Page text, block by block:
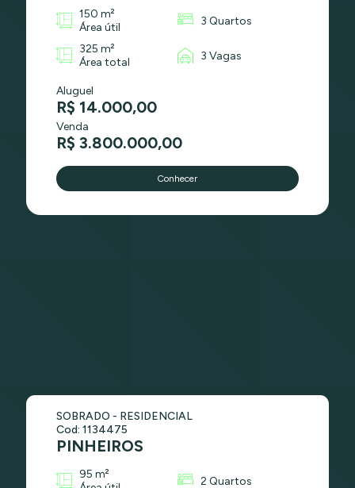
150 m²
Área útil
3 Quartos
325 m²
Área total
3 Vagas
Aluguel
R$ 14.000,00
Venda
R$ 3.800.000,00
Conhecer
SOBRADO - RESIDENCIAL
Cod: 1134475
PINHEIROS
95 m²
2 Quartos